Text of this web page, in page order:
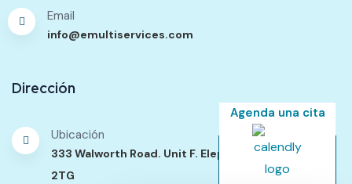
Email
info@emultiservices.com
Dirección
Ubicación
333 Walworth Road. Unit F. Elephant Passage. SE17
2TG
Agenda una cita